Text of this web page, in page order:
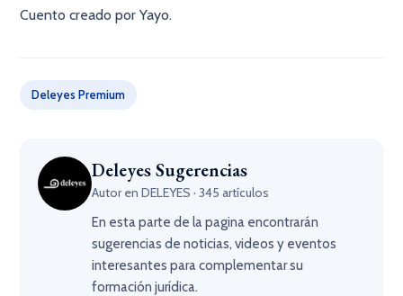
Cuento creado por Yayo.
Deleyes Premium
Deleyes Sugerencias
Autor en DELEYES · 345 artículos
En esta parte de la pagina encontrarán
sugerencias de noticias, videos y eventos
interesantes para complementar su
formación jurídica.